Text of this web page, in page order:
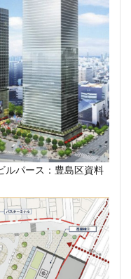
ルパース：豊島区資料
球場
環状4号線 生田
番町 病院
白金高輪駅 目黒区
真央リンク
研究学園
神田 神谷町
七隈線 秋葉原
第２六本木ヒルズ
市場 綾瀬
エアポートライン